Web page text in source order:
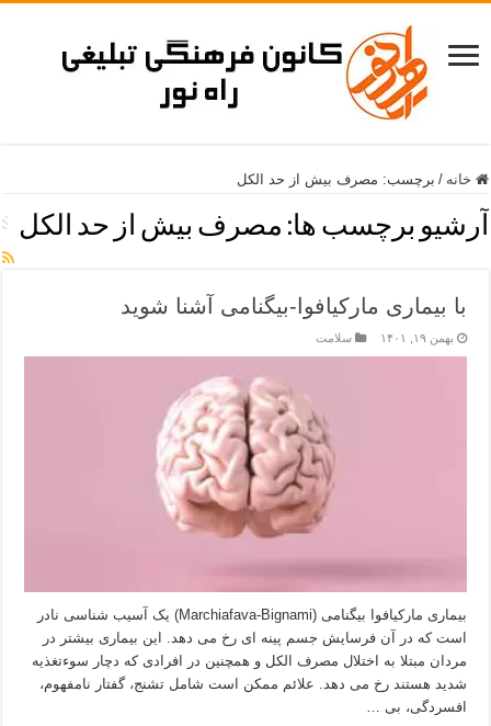
خانه / برچسب: مصرف بیش از حد الکل
آرشیو برچسب ها: مصرف بیش از حد الکل
با بیماری مارکیافوا-بیگنامی آشنا شوید
بهمن ۱۹, ۱۴۰۱ سلامت
بیماری مارکیافوا بیگنامی (Marchiafava-Bignami) یک آسیب شناسی نادر
است که در آن فرسایش جسم پینه ای رخ می دهد. این بیماری بیشتر در
مردان مبتلا به اختلال مصرف الکل و همچنین در افرادی که دچار سوءتغذیه
شدید هستند رخ می دهد. علائم ممکن است شامل تشنج، گفتار نامفهوم،
افسردگی، بی …